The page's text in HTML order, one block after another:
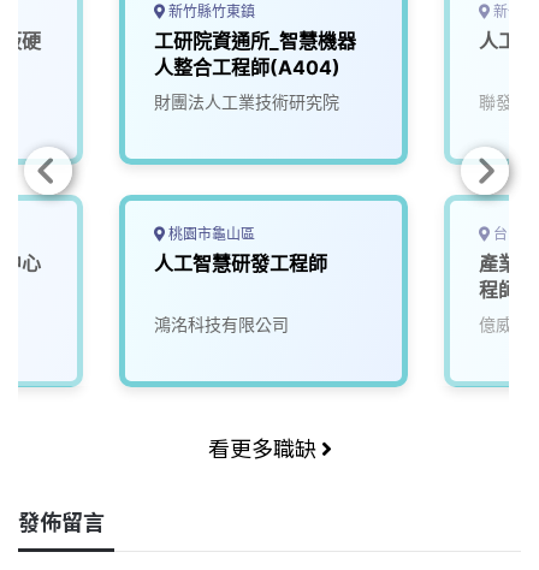
硬
心
新竹縣竹東鎮
工研院資通所_智慧機器
人整合工程師(A404)
財團法人工業技術研究院
桃園市龜山區
人工智慧研發工程師
鴻洺科技有限公司
新竹
人工
聯發科
台中
產業
程師
億威電
看更多職缺
發佈留言